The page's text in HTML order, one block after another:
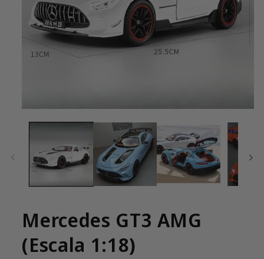
mídia
modal
Mercedes GT3 AMG
(Escala 1:18)